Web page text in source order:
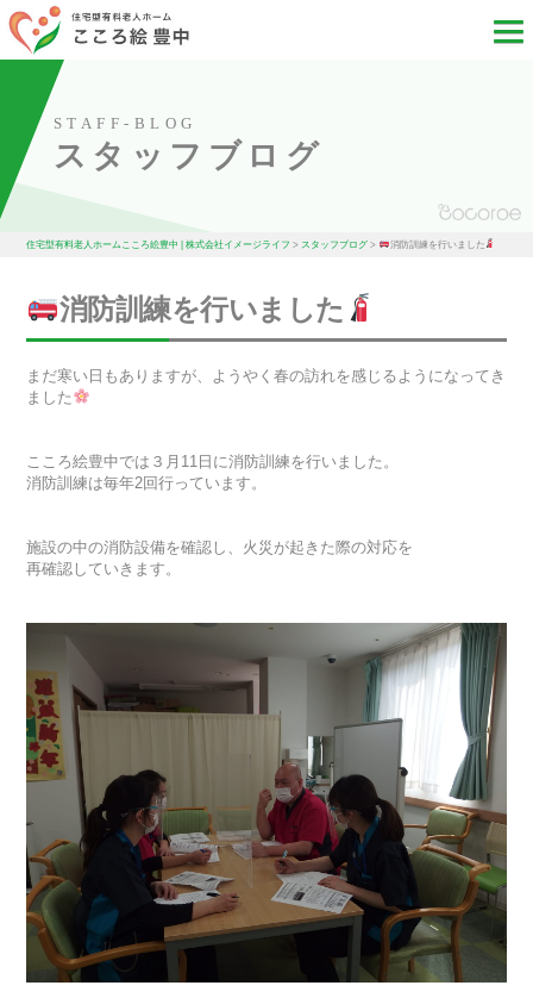
STAFF-BLOG
スタッフブログ
住宅型有料老人ホームこころ絵豊中 | 株式会社イメージライフ > スタッフブログ > 消防訓練を行いました
消防訓練を行いました
まだ寒い日もありますが、ようやく春の訪れを感じるようになってき
ました
こころ絵豊中では３月11日に消防訓練を行いました。
消防訓練は毎年2回行っています。
施設の中の消防設備を確認し、火災が起きた際の対応を
再確認していきます。